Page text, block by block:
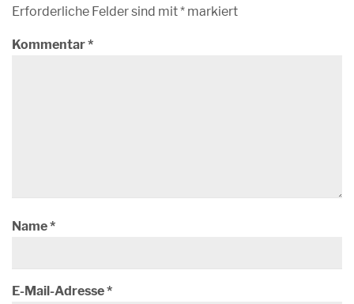
Erforderliche Felder sind mit* markiert
Kommentar*
Name*
E-Mail-Adresse*